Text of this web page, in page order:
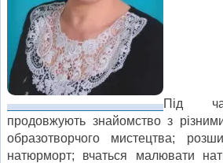
Під
продовжують знайомство з
образотворчого мистецтва;
натюрморт; вчаться малювати